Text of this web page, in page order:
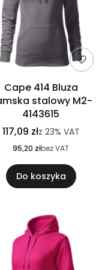
Cape 414 Bluza
stalowy M2-
4143615
117,09 złz 23% VAT
95,20 złbez VAT
Do koszyka